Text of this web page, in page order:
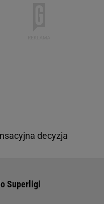
decyzja
Superligi